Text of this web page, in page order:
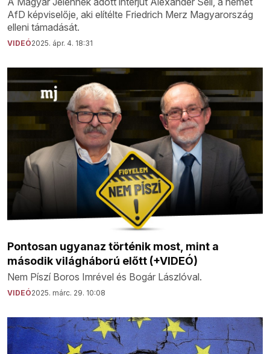
AfD képviselője, aki elítélte Friedrich Merz Magyarország
elleni támadását.
VIDEÓ2025. ápr. 4. 18:31
Pontosan ugyanaz történik most, mint a
második világháború előtt (+VIDEÓ)
Nem Píszí Boros Imrével és Bogár Lászlóval.
VIDEÓ2025. márc. 29. 10:08